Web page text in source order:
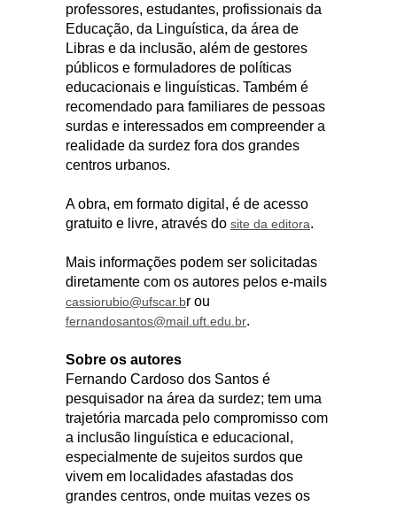
professores, estudantes, profissionais da
Educação, da Linguística, da área de
Libras e da inclusão, além de gestores
públicos e formuladores de políticas
educacionais e linguísticas. Também é
recomendado para familiares de pessoas
surdas e interessados em compreender a
realidade da surdez fora dos grandes
centros urbanos.
A obra, em formato digital, é de acesso
gratuito e livre, através do site da editora.
Mais informações podem ser solicitadas
diretamente com os autores pelos e-mails
cassiorubio@ufscar.br ou
fernandosantos@mail.uft.edu.br.
Sobre os autores
Fernando Cardoso dos Santos é
pesquisador na área da surdez; tem uma
trajetória marcada pelo compromisso com
a inclusão linguística e educacional,
especialmente de sujeitos surdos que
vivem em localidades afastadas dos
grandes centros, onde muitas vezes os